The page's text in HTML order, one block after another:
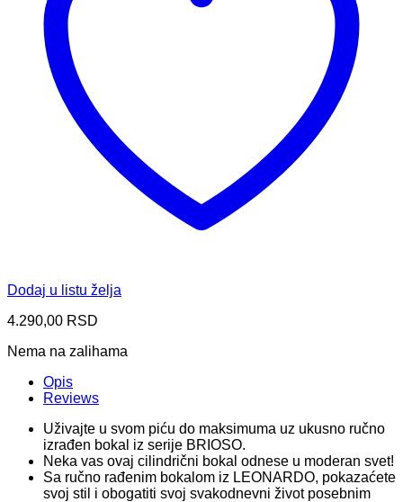
Dodaj u listu želja
4.290,00 RSD
Nema na zalihama
Opis
Reviews
Uživajte u svom piću do maksimuma uz ukusno ručno
izrađen bokal iz serije BRIOSO.
Neka vas ovaj cilindrični bokal odnese u moderan svet!
Sa ručno rađenim bokalom iz LEONARDO, pokazaćete
svoj stil i obogatiti svoj svakodnevni život posebnim